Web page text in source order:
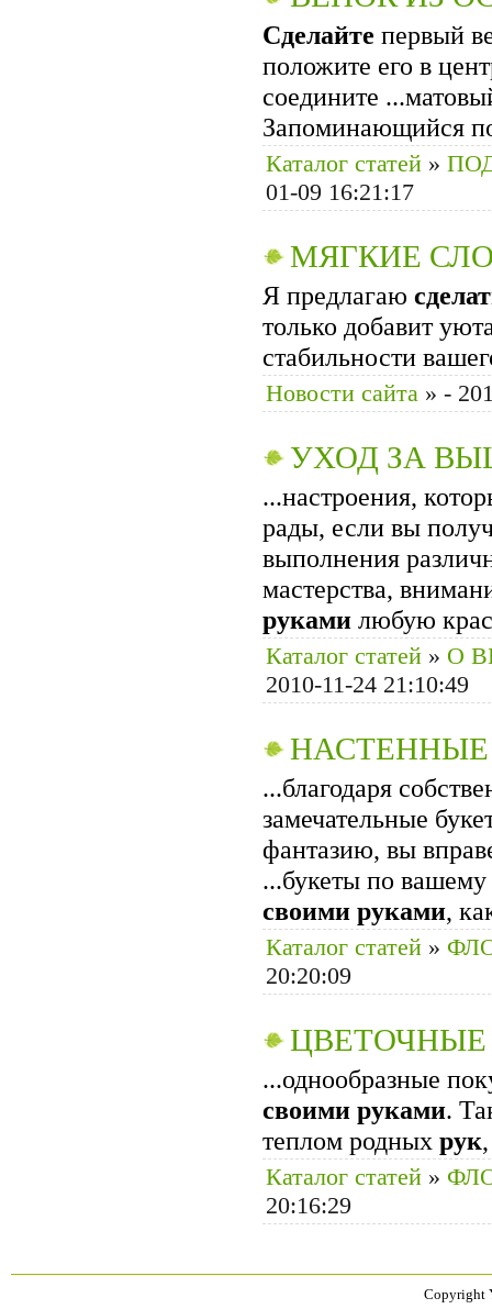
Сделайте первый
положите его в
соедините
Запоминающийся
Каталог статей »
01-09 16:21:17
МЯГКИЕ
Я предлагаю
только добавит
стабильности
Новости сайта » -
УХОД ЗА
...настроения,
рады, если вы
выполнения
мастерства,
руками любую
Каталог статей » О
2010-11-24 21:10:49
...благодаря
замечательные
фантазию, вы
...букеты по
своими руками,
Каталог статей »
20:20:09
...однообразные
своими руками.
теплом родных рук
Каталог статей »
20:16:29
Copyright